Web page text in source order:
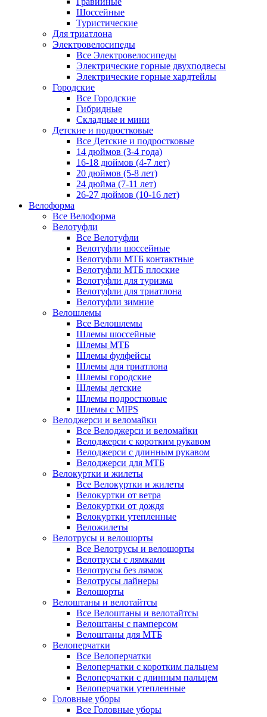
Шоссейные
Туристические
Для триатлона
Электровелосипеды
Все Электровелосипеды
Электрические горные двухподвесы
Электрические горные хардтейлы
Городские
Все Городские
Гибридные
Складные и мини
Детские и подростковые
Все Детские и подростковые
14 дюймов (3-4 года)
16-18 дюймов (4-7 лет)
20 дюймов (5-8 лет)
24 дюйма (7-11 лет)
26-27 дюймов (10-16 лет)
Велоформа
Все Велоформа
Велотуфли
Все Велотуфли
Велотуфли шоссейные
Велотуфли МТБ контактные
Велотуфли МТБ плоские
Велотуфли для туризма
Велотуфли для триатлона
Велотуфли зимние
Велошлемы
Все Велошлемы
Шлемы шоссейные
Шлемы МТБ
Шлемы фулфейсы
Шлемы для триатлона
Шлемы городские
Шлемы детские
Шлемы подростковые
Шлемы с MIPS
Велоджерси и веломайки
Все Велоджерси и веломайки
Велоджерси с коротким рукавом
Велоджерси с длинным рукавом
Велоджерси для МТБ
Велокуртки и жилеты
Все Велокуртки и жилеты
Велокуртки от ветра
Велокуртки от дождя
Велокуртки утепленные
Веложилеты
Велотрусы и велошорты
Все Велотрусы и велошорты
Велотрусы с лямками
Велотрусы без лямок
Велотрусы лайнеры
Велошорты
Велоштаны и велотайтсы
Все Велоштаны и велотайтсы
Велоштаны с памперсом
Велоштаны для МТБ
Велоперчатки
Все Велоперчатки
Велоперчатки с коротким пальцем
Велоперчатки с длинным пальцем
Велоперчатки утепленные
Головные уборы
Все Головные уборы